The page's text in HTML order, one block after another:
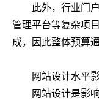
此外，行业门
管理平台等复杂项
成，因此整体预算
网站设计水平
网站设计是影